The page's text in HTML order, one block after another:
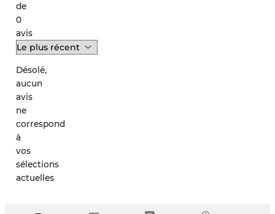
de
0
avis
Désolé,
aucun
avis
ne
correspond
à
vos
sélections
actuelles